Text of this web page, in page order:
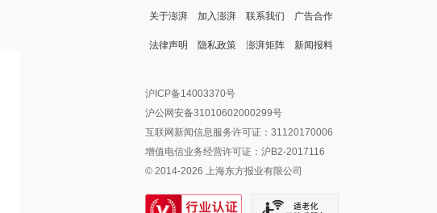
关于澎湃 加入澎湃 联系我们 广告合作
法律声明 隐私政策 澎湃矩阵
澎湃新闻公众号
澎湃新闻抖音号
派生万物开放平台
IP SHANGHAI
SIXTH TONE
新闻报料
报料邮箱: news@thepaper.cn
沪ICP备14003370号
沪公网安备31010602000299号
互联网新闻信息服务许可证：31120170006
增值电信业务经营许可证：沪B2-2017116
© 2014-2026 上海东方报业有限公司